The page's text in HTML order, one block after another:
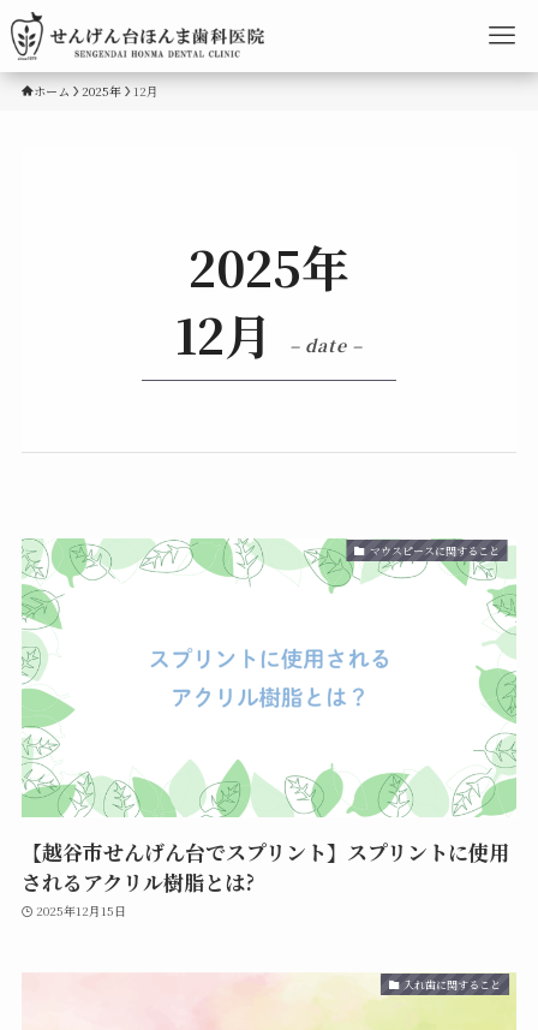
ホーム 2025年 12月
2025年
12月
– date –
マウスピースに関すること
【越谷市せんげん台でスプリント】スプリントに使用
されるアクリル樹脂とは?
2025年12月15日
入れ歯に関すること